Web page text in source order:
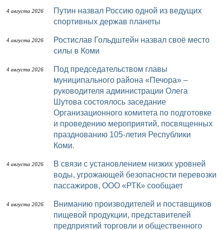
4 августа 2026
Путин назвал Россию одной из ведущих
спортивных держав планеты
4 августа 2026
Ростислав Гольдштейн назвал своё место
силы в Коми
4 августа 2026
Под председательством главы
муниципального района «Печора» –
руководителя администрации Олега
Шутова состоялось заседание
Организационного комитета по подготовке
и проведению мероприятий, посвященных
празднованию 105-летия Республики
Коми.
4 августа 2026
В связи с установлением низких уровней
воды, угрожающей безопасности перевозки
пассажиров, ООО «РТК» сообщает
4 августа 2026
Вниманию производителей и поставщиков
пищевой продукции, представителей
предприятий торговли и общественного